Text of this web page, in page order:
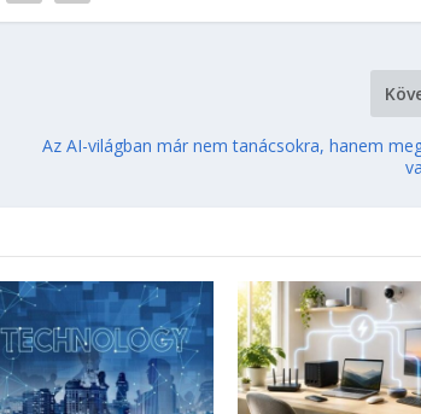
Az AI-világban már nem tanácsokra, hanem